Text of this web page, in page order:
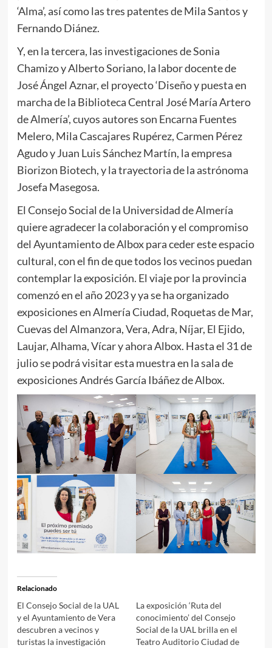
‘Alma’, así como las tres patentes de Mila Santos y
Fernando Diánez.
Y, en la tercera, las investigaciones de Sonia
Chamizo y Alberto Soriano, la labor docente de
José Ángel Aznar, el proyecto ‘Diseño y puesta en
marcha de la Biblioteca Central José María Artero
de Almería’, cuyos autores son Encarna Fuentes
Melero, Mila Cascajares Rupérez, Carmen Pérez
Agudo y Juan Luis Sánchez Martín, la empresa
Biorizon Biotech, y la trayectoria de la astrónoma
Josefa Masegosa.
El Consejo Social de la Universidad de Almería
quiere agradecer la colaboración y el compromiso
del Ayuntamiento de Albox para ceder este espacio
cultural, con el fin de que todos los vecinos puedan
contemplar la exposición. El viaje por la provincia
comenzó en el año 2023 y ya se ha organizado
exposiciones en Almería Ciudad, Roquetas de Mar,
Cuevas del Almanzora, Vera, Adra, Níjar, El Ejido,
Laujar, Alhama, Vícar y ahora Albox. Hasta el 31 de
julio se podrá visitar esta muestra en la sala de
exposiciones Andrés García Ibáñez de Albox.
Relacionado
El Consejo Social de la UAL
y el Ayuntamiento de Vera
descubren a vecinos y
turistas la investigación
La exposición ‘Ruta del
conocimiento’ del Consejo
Social de la UAL brilla en el
Teatro Auditorio Ciudad de